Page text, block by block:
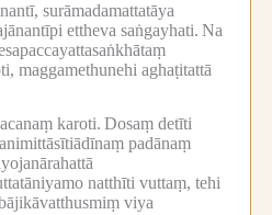
surāmadamattatāya
ettheva saṅgayhati. Na
maggamethunehi aghaṭitattā
karoti. Dosaṃ detīti
padānaṃ
natthīti vuttaṃ, tehi
viya